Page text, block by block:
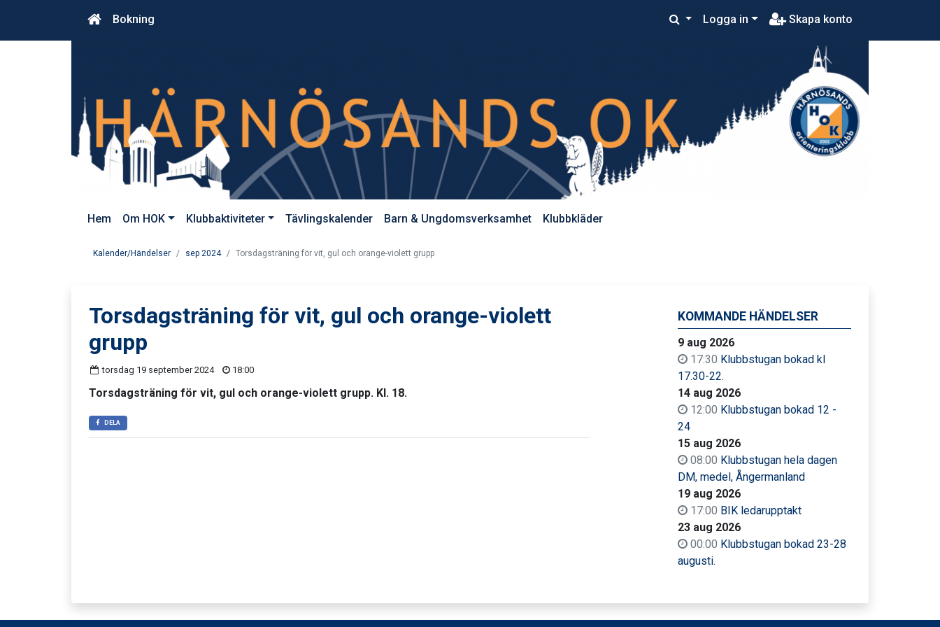
Bokning Logga in Skapa konto
Hem Om HOK Klubbaktiviteter Tävlingskalender Barn & Ungdomsverksamhet Klubbkläder
Kalender/Händelser sep 2024 Torsdagsträning för vit, gul och orange-violett grupp
KOMMANDE HÄNDELSER
9 aug 2026
17:30 Klubbstugan bokad kl
17.30-22.
14 aug 2026
12:00 Klubbstugan bokad 12 -
24
15 aug 2026
08:00 Klubbstugan hela dagen
DM, medel, Ångermanland
19 aug 2026
17:00 BIK ledarupptakt
23 aug 2026
00:00 Klubbstugan bokad 23-28
augusti.
Torsdagsträning för vit, gul och orange-violett
grupp
torsdag 19 september 2024 18:00
Torsdagsträning för vit, gul och orange-violett grupp. Kl. 18.
DELA